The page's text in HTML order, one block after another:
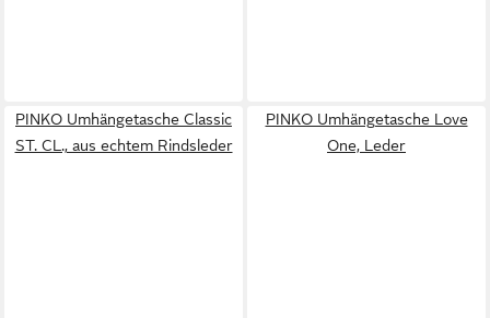
PINKO Umhängetasche Classic
ST. CL., aus echtem Rindsleder
PINKO Umhängetasche Love
One, Leder